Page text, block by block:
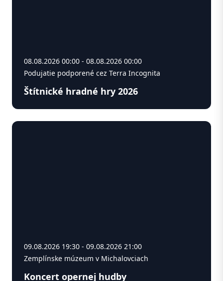
08.08.2026 00:00 - 08.08.2026 00:00
Podujatie podporené cez Terra Incognita
Štítnické hradné hry 2026
09.08.2026 19:30 - 09.08.2026 21:00
Zemplínske múzeum v Michalovciach
Koncert opernej hudby